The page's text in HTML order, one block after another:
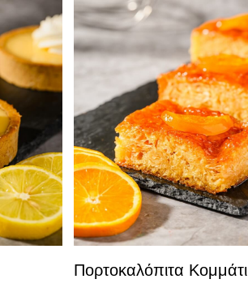
Πορτοκαλόπιτα Κομμάτι